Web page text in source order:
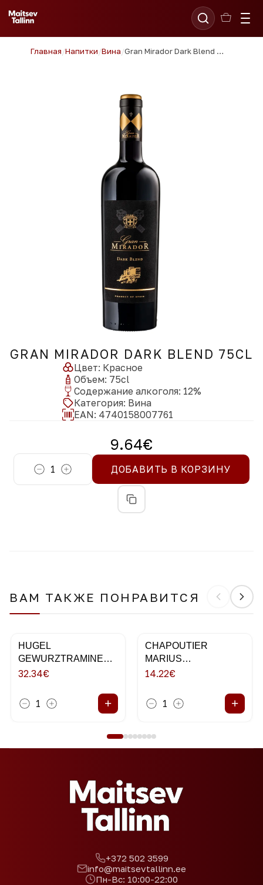
Главная/Напитки/Вина/ Gran Mirador Dark Blend 75cl
GRAN MIRADOR DARK BLEND 75CL
Цвет: Красное
Объем: 75cl
Содержание алкоголя: 12%
Категория: Вина
EAN: 4740158007761
9.64€
1 ДОБАВИТЬ В КОРЗИНУ
ВАМ ТАКЖЕ ПОНРАВИТСЯ
HUGEL
GEWURZTRAMINER
75CL 2018
32.34€
1 +
CHAPOUTIER
MARIUS
VERMENTINO 75CL
14.22€
1 +
+372 502 3599
info@maitsevtallinn.ee
Пн-Вс: 10:00-22:00